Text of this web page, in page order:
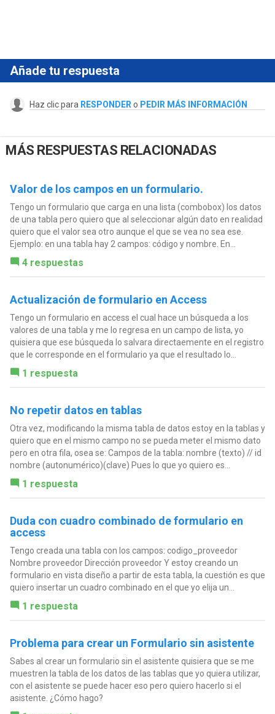
Añade tu respuesta
Haz clic para RESPONDER o PEDIR MÁS INFORMACIÓN
MÁS RESPUESTAS RELACIONADAS
Valor de los campos en un formulario.
Tengo un formulario que carga en una lista (combobox) los datos
de una tabla pero quiero que al seleccionar algún dato en realidad
quiero que el valor sea otro aunque el que se vea no sea ese.
Ejemplo: en una tabla hay 2 campos: código y nombre. En...
4 respuestas
Actualización de formulario en Access
Tengo un formulario en access el cual hace un búsqueda a los
valores de una tabla y me lo regresa en un campo de lista, yo
quisiera que ese búsqueda lo salvara directaemente en el registro
que le corresponde en el formulario ya que el resultado lo...
1 respuesta
No repetir datos en tablas
Otra vez, modificando la misma tabla de datos estoy en la tablas y
quiero que en el mismo campo no se pueda meter el mismo dato
pero en otra fila, osea se: Campos de la tabla: nombre (texto) // id
nombre (autonumérico)(clave) Pues lo que yo quiero es...
1 respuesta
Duda con cuadro combinado de formulario en
access
Tengo creada una tabla con los campos: codigo_proveedor
Nombre proveedor Dirección proveedor Y estoy creando un
formulario en vista diseño a partir de esta tabla, la cuestión es que
quiero insertar un cuadro combinado en el que yo elija un...
1 respuesta
Problema para crear un Formulario sin asistente
Sabes al crear un formulario sin el asistente quisiera que se me
muestren la tabla de los datos de las tablas que yo quiera utilizar,
con el asistente se puede hacer eso pero quiero hacerlo si el
asistente. ¿Cómo hago?